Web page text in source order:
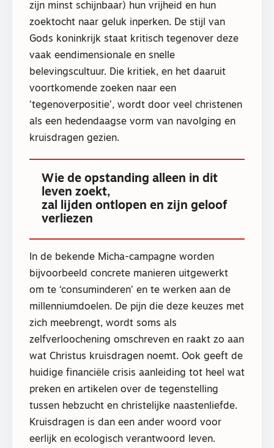
zijn minst schijnbaar) hun vrijheid en hun
zoektocht naar geluk inperken. De stijl van
Gods koninkrijk staat kritisch tegenover deze
vaak eendimensionale en snelle
belevingscultuur. Die kritiek, en het daaruit
voortkomende zoeken naar een
’tegenoverpositie’, wordt door veel christenen
als een hedendaagse vorm van navolging en
kruisdragen gezien.
Wie de opstanding alleen in dit
leven zoekt,
zal lijden ontlopen en zijn geloof
verliezen
In de bekende Micha-campagne worden
bijvoorbeeld concrete manieren uitgewerkt
om te ‘consuminderen’ en te werken aan de
millenniumdoelen. De pijn die deze keuzes met
zich meebrengt, wordt soms als
zelfverloochening omschreven en raakt zo aan
wat Christus kruisdragen noemt. Ook geeft de
huidige financiële crisis aanleiding tot heel wat
preken en artikelen over de tegenstelling
tussen hebzucht en christelijke naastenliefde.
Kruisdragen is dan een ander woord voor
eerlijk en ecologisch verantwoord leven.